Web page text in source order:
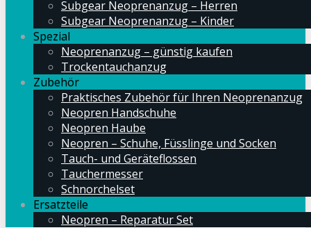
Subgear Neoprenanzug – Herren
Subgear Neoprenanzug – Kinder
Spezial
Neoprenanzug – günstig kaufen
Trockentauchanzug
Zubehör
Praktisches Zubehör für Ihren Neoprenanzug
Neopren Handschuhe
Neopren Haube
Neopren – Schuhe, Füsslinge und Socken
Tauch- und Geräteflossen
Tauchermesser
Schnorchelset
Ersatzteile
Neopren – Reparatur Set